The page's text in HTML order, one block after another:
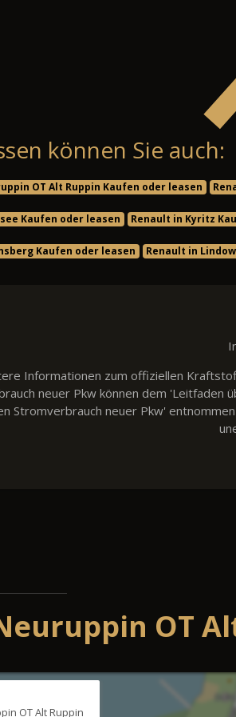
können Sie auch:
OT Alt Ruppin Kaufen oder leasen
Kaufen oder leasen Renault in Kyritz
Kaufen oder leasen Renault in
Informationen zum offiziellen
neuer Pkw können dem 'Leitfaden
Stromverbrauch neuer Pkw'
OT
OT Alt Ruppin